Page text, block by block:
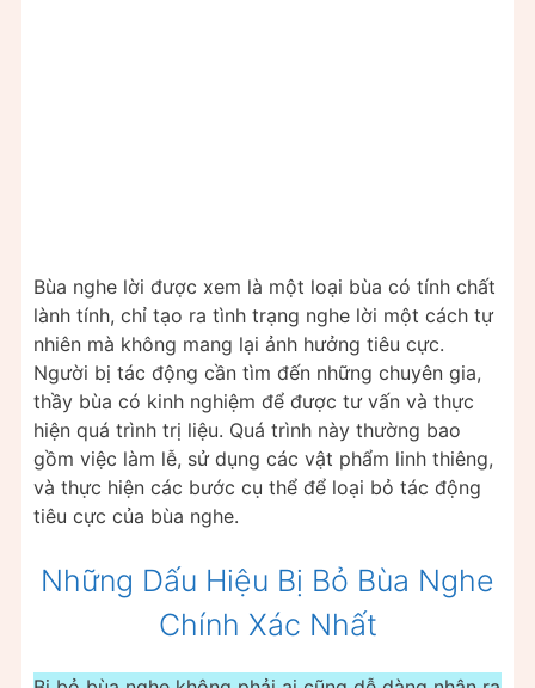
Bùa nghe lời được xem là một loại bùa có tính chất
lành tính, chỉ tạo ra tình trạng nghe lời một cách tự
nhiên mà không mang lại ảnh hưởng tiêu cực.
Người bị tác động cần tìm đến những chuyên gia,
thầy bùa có kinh nghiệm để được tư vấn và thực
hiện quá trình trị liệu. Quá trình này thường bao
gồm việc làm lễ, sử dụng các vật phẩm linh thiêng,
và thực hiện các bước cụ thể để loại bỏ tác động
tiêu cực của bùa nghe.
Những Dấu Hiệu Bị Bỏ Bùa Nghe
Chính Xác Nhất